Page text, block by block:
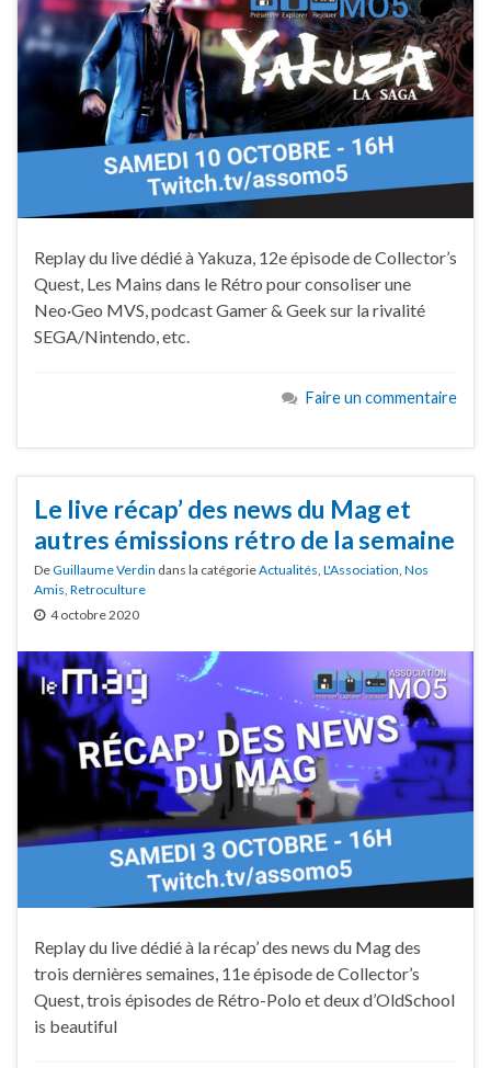
Replay du live dédié à Yakuza, 12e épisode de Collector’s
Quest, Les Mains dans le Rétro pour consoliser une
Neo·Geo MVS, podcast Gamer & Geek sur la rivalité
SEGA/Nintendo, etc.
Faire un commentaire
Le live récap’ des news du Mag et
autres émissions rétro de la semaine
DeGuillaume Verdin dans la catégorieActualités L'Association Nos
Amis Retroculture
4 octobre 2020
Replay du live dédié à la récap’ des news du Mag des
trois dernières semaines, 11e épisode de Collector’s
Quest, trois épisodes de Rétro-Polo et deux d’OldSchool
is beautiful